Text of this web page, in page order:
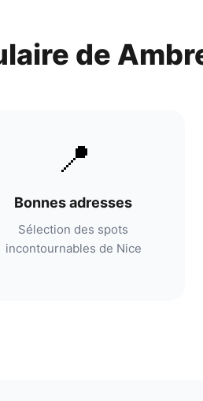
de
📍
Bonnes adresses
Sélection des spots
incontournables de Nice